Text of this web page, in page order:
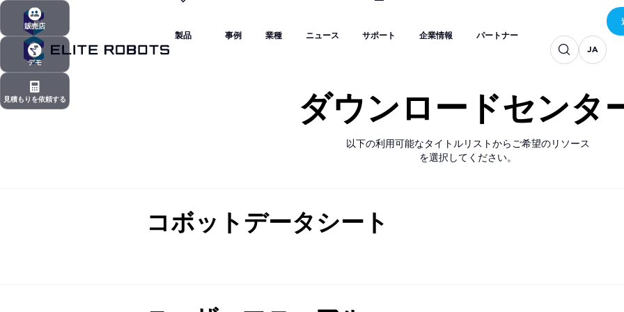
販売店
販売店
デモ
デモ
見積もりを依頼する
製品
事例
業種
ニュース
サポート
企業情報
パートナー
JA
JA
JA
JA
JA
ダウンロードセンタ
以下の利用可能なタイトルリストからご希望のリソース
を選択してください。
コボットデータシート